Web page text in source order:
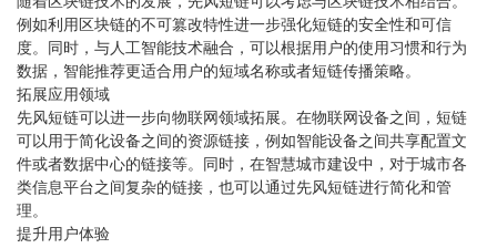
例如利用区块链的不可篡改特性进一步强化短链的安全性和可信
度。同时，与人工智能技术融合，可以根据用户的使用习惯和行为
数据，智能推荐更适合用户的短域名称或者短链传播策略。
拓展应用领域
先风短链可以进一步向物联网领域拓展。在物联网设备之间，短链
可以用于简化设备之间的资源链接，例如智能设备之间共享配置文
件或者数据中心的链接等。同时，在智慧城市建设中，对于城市各
类信息平台之间复杂的链接，也可以通过先风短链进行简化和管
理。
提升用户体验